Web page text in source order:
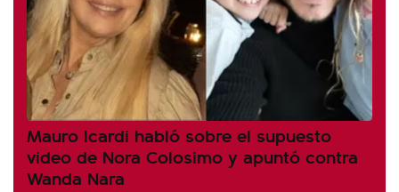
Mauro Icardi habló sobre el supuesto
video de Nora Colosimo y apuntó contra
Wanda Nara